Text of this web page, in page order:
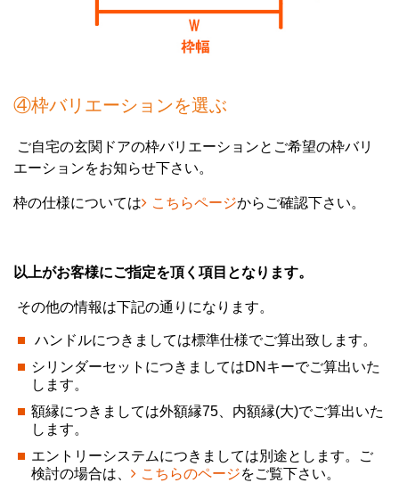
④枠バリエーションを選ぶ
ご自宅の玄関ドアの枠バリエーションとご希望の枠バリ
エーションをお知らせ下さい。
枠の仕様については こちらページからご確認下さい。
以上がお客様にご指定を頂く項目となります。
その他の情報は下記の通りになります。
ハンドルにつきましては標準仕様でご算出致します。
シリンダーセットにつきましてはDNキーでご算出いた
します。
額縁につきましては外額縁75、内額縁(大)でご算出いた
します。
エントリーシステムにつきましては別途とします。
ご
検討の場合は、
こちらのページをご覧下さい。